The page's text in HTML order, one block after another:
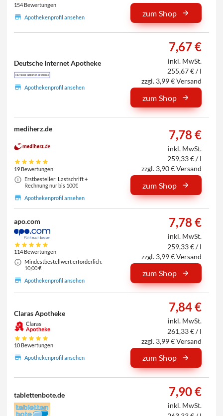
154 Bewertungen
Apothekenprofil ansehen
zum Shop
Deutsche Internet Apotheke
Apothekenprofil ansehen
7,67 €
inkl. MwSt.
255,67 € / l
zzgl. 3,99 € Versand
zum Shop
mediherz.de
19 Bewertungen
Erstbesteller: Lastschrift +
Rechnung nur bis 100€
Apothekenprofil ansehen
7,78 €
inkl. MwSt.
259,33 € / l
zzgl. 3,90 € Versand
zum Shop
apo.com
114 Bewertungen
Mindestbestellwert erforderlich:
10,00 €
Apothekenprofil ansehen
7,78 €
inkl. MwSt.
259,33 € / l
zzgl. 3,99 € Versand
zum Shop
Claras Apotheke
10 Bewertungen
Apothekenprofil ansehen
7,84 €
inkl. MwSt.
261,33 € / l
zzgl. 3,99 € Versand
zum Shop
tablettenbote.de 7,90 €
inkl. MwSt.